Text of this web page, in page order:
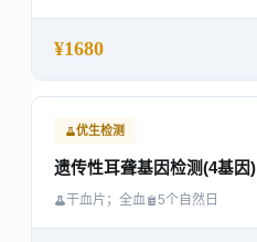
¥1680
优生检测
遗传性耳聋基因检测(4基因)
干血片；全血 5个自然日